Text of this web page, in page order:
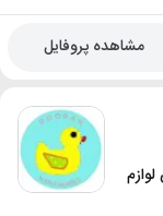
مشاهده پروفایل